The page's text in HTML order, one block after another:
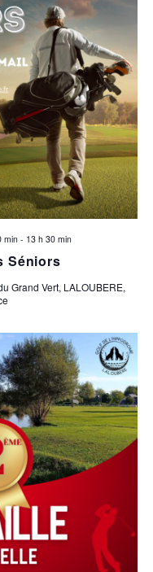
o
n
p
a
r
c
n
u
l
t
a
i
o
e
v
e
s
É
v
è
m
n
t
Séniors
min- 13 h 30 min
Grand Vert, LALOUBERE,